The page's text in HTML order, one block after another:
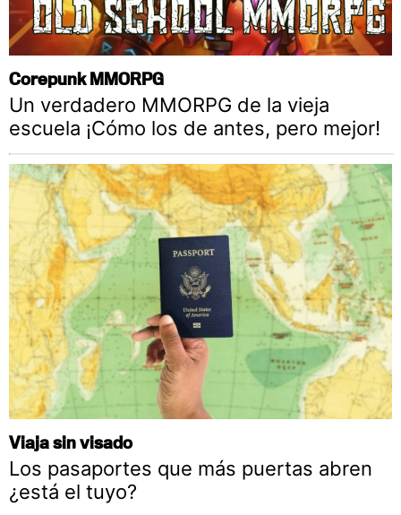
Corepunk MMORPG
Un verdadero MMORPG de la vieja
escuela ¡Cómo los de antes, pero mejor!
Viaja sin visado
Los pasaportes que más puertas abren
¿está el tuyo?